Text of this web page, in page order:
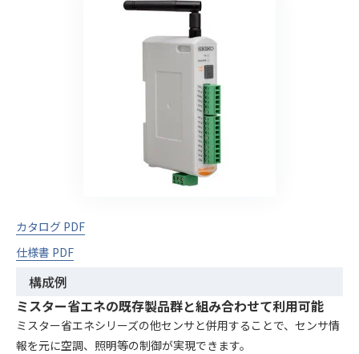
カタログ PDF
仕様書 PDF
構成例
ミスター省エネの既存製品群と組み合わせて利用可能
ミスター省エネシリーズの他センサと併用することで、センサ情
報を元に空調、照明等の制御が実現できます。